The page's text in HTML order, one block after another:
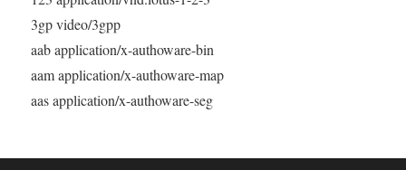
3gp video/3gpp
aab application/x-authoware-bin
aam application/x-authoware-map
aas application/x-authoware-seg